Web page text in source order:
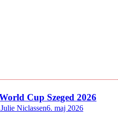
Cup Szeged 2026
Julie Niclassen6. maj 2026